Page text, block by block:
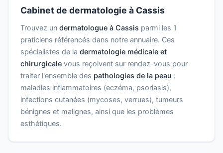
Cabinet de dermatologie à Cassis
Trouvez un dermatologue à Cassis parmi les 1
praticiens référencés dans notre annuaire. Ces
spécialistes de la dermatologie médicale et
chirurgicale vous reçoivent sur rendez-vous pour
traiter l'ensemble des pathologies de la peau :
maladies inflammatoires (eczéma, psoriasis),
infections cutanées (mycoses, verrues), tumeurs
bénignes et malignes, ainsi que les problèmes
esthétiques.